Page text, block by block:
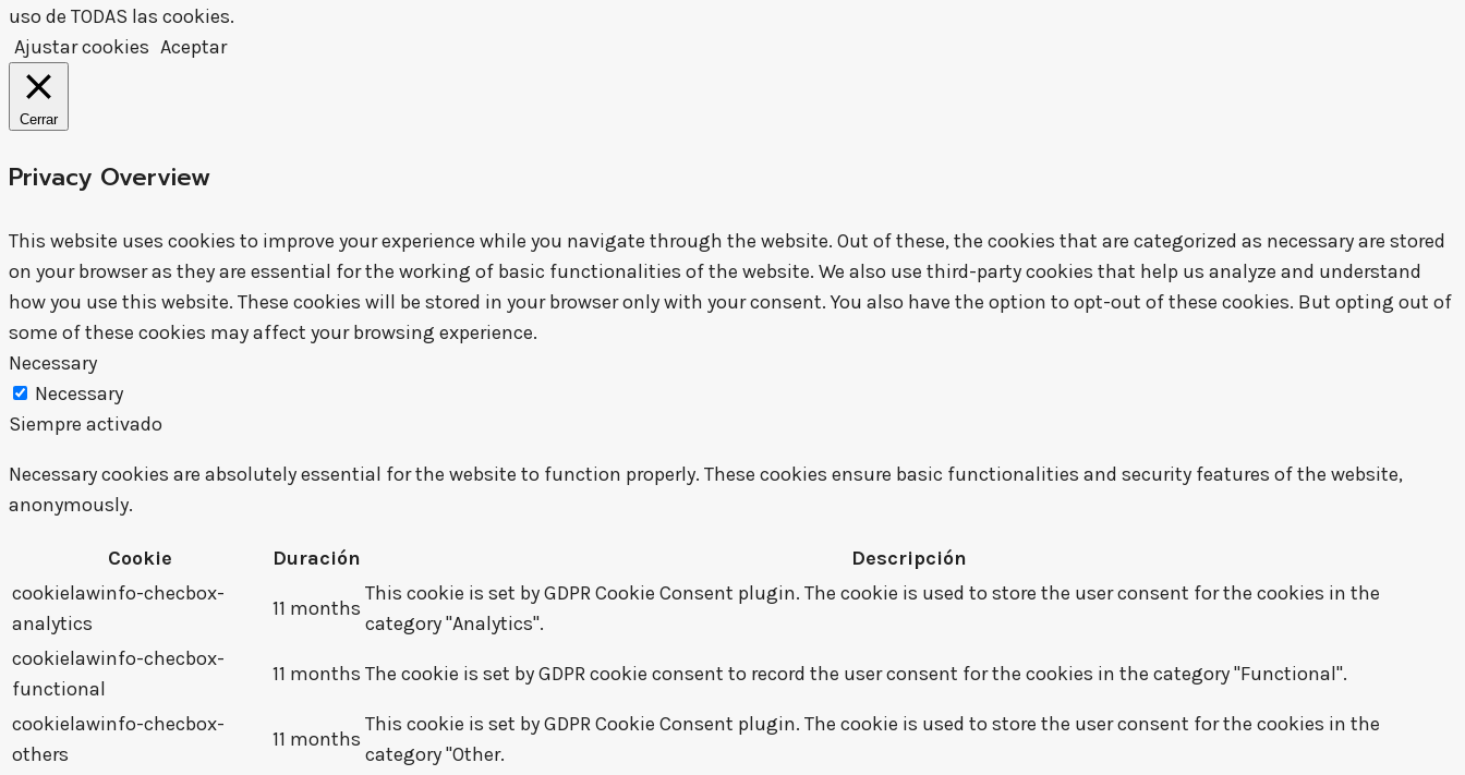
uso de TODAS las cookies.
Ajustar cookies Aceptar
Cerrar
Privacy Overview
This website uses cookies to improve your experience while you navigate through the website. Out of these, the cookies that are categorized as necessary are stored
on your browser as they are essential for the working of basic functionalities of the website. We also use third-party cookies that help us analyze and understand
how you use this website. These cookies will be stored in your browser only with your consent. You also have the option to opt-out of these cookies. But opting out of
some of these cookies may affect your browsing experience.
Necessary
Necessary
Siempre activado
Necessary cookies are absolutely essential for the website to function properly. These cookies ensure basic functionalities and security features of the website,
anonymously.
Cookie Duración
Descripción
cookielawinfo-checbox-
analytics
11 months
This cookie is set by GDPR Cookie Consent plugin. The cookie is used to store the user consent for the cookies in the
category "Analytics".
cookielawinfo-checbox-
functional
11 months The cookie is set by GDPR cookie consent to record the user consent for the cookies in the category "Functional".
cookielawinfo-checbox-
others
11 months
This cookie is set by GDPR Cookie Consent plugin. The cookie is used to store the user consent for the cookies in the
category "Other.